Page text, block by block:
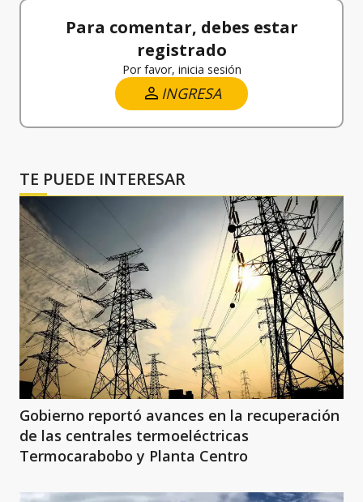
Para comentar, debes estar
registrado
Por favor, inicia sesión
INGRESA
TE PUEDE INTERESAR
Gobierno reportó avances en la recuperación
de las centrales termoeléctricas
Termocarabobo y Planta Centro